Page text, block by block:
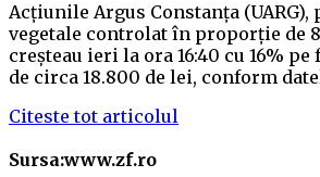
Acţiunile Argus Constanţa
vegetale controlat în proporţie de
creşteau ieri la ora 16:40 cu 16%
de circa 18.800 de lei, conform
Citeste tot articolul
Sursa:www.zf.ro